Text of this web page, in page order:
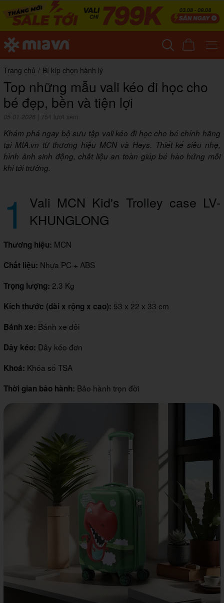
Trang chủ / Bí kíp chọn hành lý
Top những mẫu vali kéo đi học cho
bé đẹp, bền và tiện lợi
05.01.2026 754 lượt xem
Khám phá ngay bộ sưu tập vali kéo đi học cho bé chính hãng
tại MIA.vn từ thương hiệu MCN và Heys. Thiết kế siêu nhẹ,
hình ảnh sinh động, chất liệu an toàn giúp bé hào hứng mỗi
khi tới trường.
1
Vali MCN Kid's Trolley case LV-
KHUNGLONG
Thương hiệu: MCN
Chất liệu: Nhựa PC + ABS
Trọng lượng: 2.3 Kg
Kích thước (dài x rộng x cao): 53 x 22 x 33 cm
Bánh xe: Bánh xe đôi
Dây kéo: Dây kéo đơn
Khoá: Khóa số TSA
Thời gian bảo hành: Bảo hành trọn đời